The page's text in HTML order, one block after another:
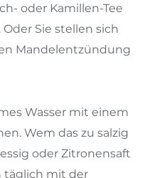
oder Kamillen-Tee
Sie stellen sich
Mandelentzündung
Wasser mit einem
Wem das zu salzig
oder Zitronensaft
täglich mit der